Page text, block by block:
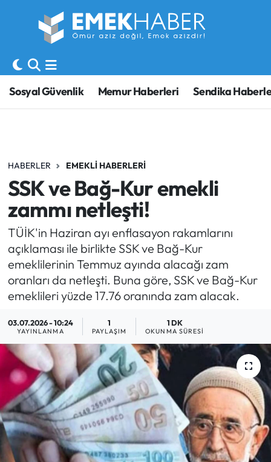
Sosyal Güvenlik Memur Haberleri Sendika
HABERLER EMEKLI HABERLERI
SSK ve Bağ-Kur emekli
zammı netleşti!
TÜİK'in Haziran ayı enflasayon rakamlarını
açıklaması ile birlikte SSK ve Bağ-Kur
emeklilerinin Temmuz ayında alacağı zam
oranları da netleşti. Buna göre, SSK ve Bağ-Kur
emeklileri yüzde 17.76 oranında zam alacak.
03.07.2026 - 10:24
YAYINLANMA
1
PAYLAŞIM
1 DK
OKUNMA SÜRESI
Sosyal Güvenlik
Sendika
SORU-CEVAP
Memur
Emekli
İşveren
İş Fırsatları
Yargı Kararları
Araştırma-Rapor
Hava Durumu
Trafik Durumu
Süper Lig Puan Durumu ve Fikstür
Son Dakika Haberleri
Haber Arşivi